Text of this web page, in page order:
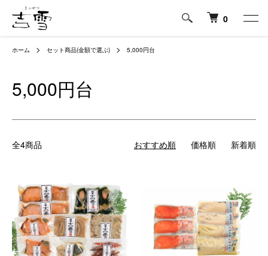
0
ホーム セット商品(金額で選ぶ) 5,000円台
5,000円台
全4商品 おすすめ順 価格順 新着順